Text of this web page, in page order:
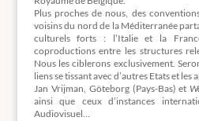
Plus proches de nous, des
voisins du nord de la Méditerranée
culturels forts : l’Italie et la
coproductions entre les structures
Nous les ciblerons exclusivement.
liens se tissant avec d’autres Etats et
Jan Vrijman, Göteborg (Pays-Bas) et
ainsi que ceux d’instances
Audiovisuel…